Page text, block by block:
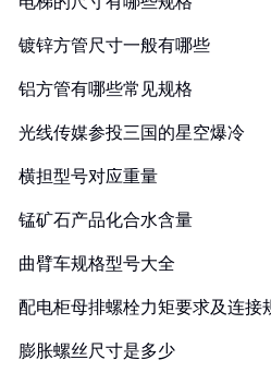
镀锌方管尺寸一般有哪些
铝方管有哪些常见规格
光线传媒参投三国的星空爆冷
横担型号对应重量
锰矿石产品化合水含量
曲臂车规格型号大全
配电柜母排螺栓力矩要求及连接
膨胀螺丝尺寸是多少